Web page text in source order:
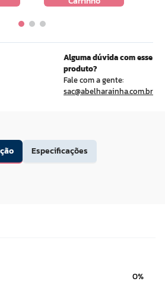
Alguma dúvida com esse
produto?
Fale com a gente:
sac@abelharainha.com.br
Especificações
0%